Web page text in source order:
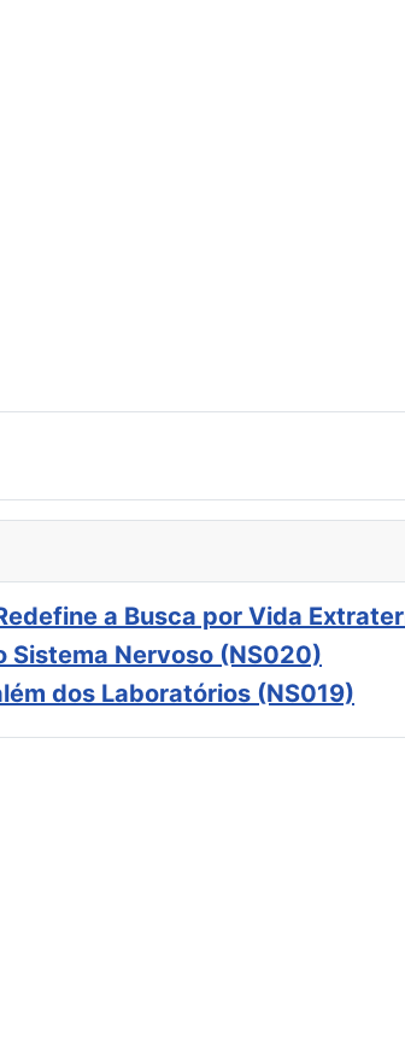
a Busca por Vida
Sistema Nervoso (NS020)
dos Laboratórios (NS019)